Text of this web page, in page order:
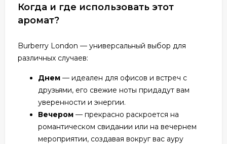
Когда и где использовать этот
аромат?
Burberry London — универсальный выбор для
различных случаев:
Днем — идеален для офисов и встреч с
друзьями, его свежие ноты придадут вам
уверенности и энергии.
Вечером — прекрасно раскроется на
романтическом свидании или на вечернем
мероприятии, создавая вокруг вас ауру